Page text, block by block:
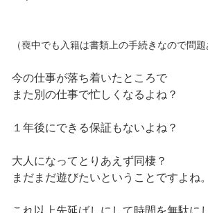
（喪中でも入籍は書類上の手続きなので問題
今の仕事が落ち着いたところで
また別の仕事で忙しくなるよね？
１年後にできる保証もないよね？
大人になってとりあえず同棲？
まだまだ遊びたいということですよね。
これ以上先延ばしにして時間を無駄に